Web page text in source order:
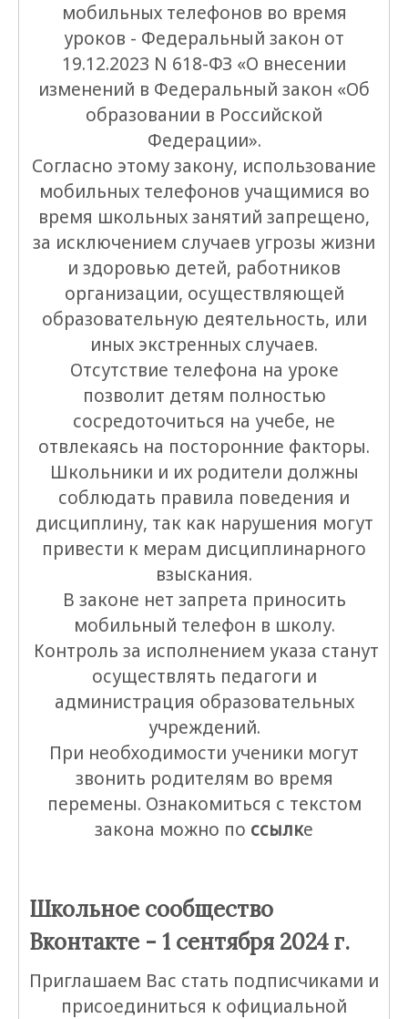
мобильных телефонов во время
уроков - Федеральный закон от
19.12.2023 N 618-ФЗ «О внесении
изменений в Федеральный закон «Об
образовании в Российской
Федерации».
Согласно этому закону, использование
мобильных телефонов учащимися во
время школьных занятий запрещено,
за исключением случаев угрозы жизни
и здоровью детей, работников
организации, осуществляющей
образовательную деятельность, или
иных экстренных случаев.
Отсутствие телефона на уроке
позволит детям полностью
сосредоточиться на учебе, не
отвлекаясь на посторонние факторы.
Школьники и их родители должны
соблюдать правила поведения и
дисциплину, так как нарушения могут
привести к мерам дисциплинарного
взыскания.
В законе нет запрета приносить
мобильный телефон в школу.
Контроль за исполнением указа станут
осуществлять педагоги и
администрация образовательных
учреждений.
При необходимости ученики могут
звонить родителям во время
перемены. Ознакомиться с текстом
закона можно по ссылке
Школьное сообщество
Вконтакте - 1 сентября 2024 г.
Приглашаем Вас стать подписчиками и
присоединиться к официальной